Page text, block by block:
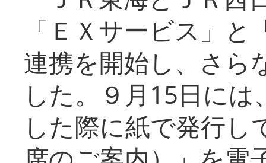
「ＥＸサービス」
連携を開始し、さら
した。９月15日に
した際に紙で発行し